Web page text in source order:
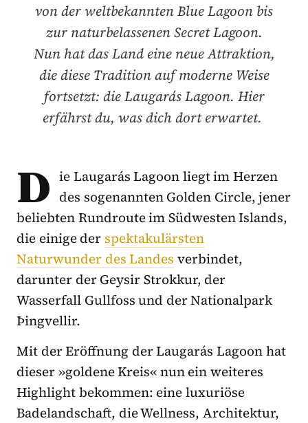
von der weltbekannten Blue Lagoon bis
zur naturbelassenen Secret Lagoon.
Nun hat das Land eine neue Attraktion,
die diese Tradition auf moderne Weise
fortsetzt: die Laugarás Lagoon. Hier
erfährst du, was dich dort erwartet.
D ie Laugarás Lagoon liegt im Herzen
des sogenannten Golden Circle, jener
beliebten Rundroute im Südwesten Islands,
die einige der spektakulärsten
Naturwunder des Landes verbindet,
darunter der Geysir Strokkur, der
Wasserfall Gullfoss und der Nationalpark
Þingvellir.
Mit der Eröffnung der Laugarás Lagoon hat
dieser »goldene Kreis« nun ein weiteres
Highlight bekommen: eine luxuriöse
Badelandschaft, die Wellness, Architektur,